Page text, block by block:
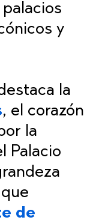
y
la
, el corazón
la
Palacio
de